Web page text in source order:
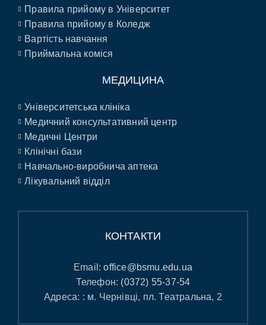
Правила прийому в Університет
Правила прийому в Коледж
Вартість навчання
Приймальна коміся
МЕДИЦИНА
Університетська клініка
Медичний консультативний центр
Медичні Центри
Клінічні бази
Навчально-виробнича аптека
Лікувальний відділ
КОНТАКТИ
Email:office@bsmu.edu.ua
Телефон: (0372) 55-37-54
Адреса: : м. Чернівці, пл. Театральна, 2